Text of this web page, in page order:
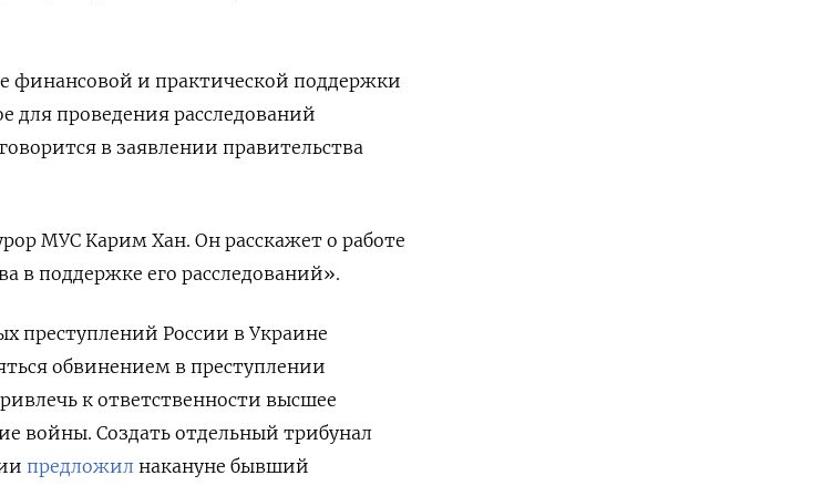
финансовой и практической поддержки
для проведения расследований
в заявлении правительства
МУС Карим Хан. Он расскажет о работе
в поддержке его расследований».
преступлений России в Украине
обвинением в преступлении
к ответственности высшее
войны. Создать отдельный трибунал
предложил накануне бывший